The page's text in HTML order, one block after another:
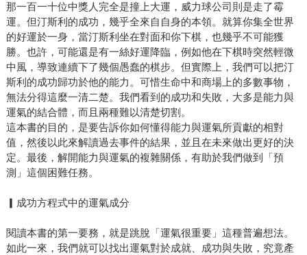
那一百一十位中獎人完全是撞上大運，威力球公司則是走了霉
運。但汀斯利的成功，幾乎全來自自身的本領。就算你集全世界
的好運於一身，當汀斯利坐在對面和你下棋，也幾乎不可能獲
勝。也許，可能還是有一絲好運降臨，例如他在下棋時突然輕微
中風，導致連續下了幾個愚蠢的棋步。但實際上，我們可以把汀
斯利的成功歸功於他的能力。可惜生命中和商場上的多數事物，
無法分得這麼一清二楚。我們看到的成功和失敗，大多是能力與
運氣的結合體，而且兩種難以清楚切割。
這本書的目的，是要告訴你如何懂得能力與運氣所貢獻的相對
值，然後以此來解讀過去事件的結果，並且在未來做出更好的決
定。最後，解開能力與運氣的複雜關係，有助於我們做到「預
測」這個困難任務。
▎成功方程式中的運氣成分
閱讀本書的第一要務，就是跳脫「運氣很重要」這種普遍想法。
如此一來，我們就可以找出運氣對於成就、成功與失敗，究竟產